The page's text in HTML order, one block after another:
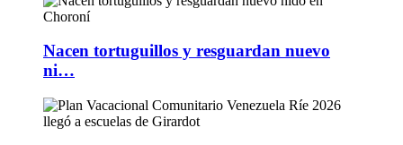
Nacen tortuguillos y resguardan nuevo
ni…